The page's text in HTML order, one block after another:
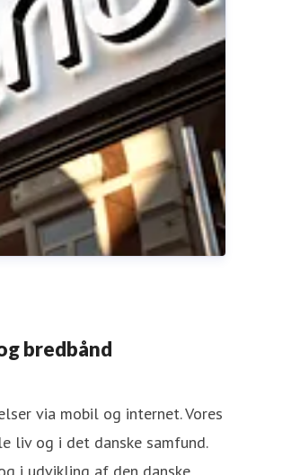
bredbånd
via mobil og internet. Vores
liv og i det danske samfund.
i udvikling af den danske